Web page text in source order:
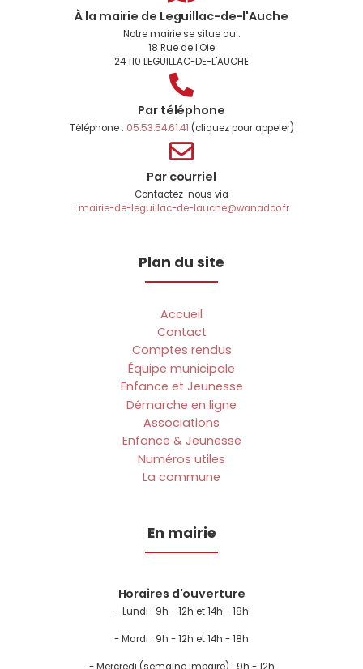
À la mairie de Leguillac-de-l'Auche
Notre mairie se situe au :
18 Rue de l'Oie
24 110 LEGUILLAC-DE-L'AUCHE
Par téléphone
Téléphone : 05.53.54.61.41 (cliquez pour appeler)
Par courriel
Contactez-nous via
: mairie-de-leguillac-de-lauche@wanadoo.fr
Plan du site
Accueil
Contact
Comptes rendus
Équipe municipale
Enfance et Jeunesse
Démarche en ligne
Associations
Enfance & Jeunesse
Numéros utiles
La commune
En mairie
Horaires d'ouverture
- Lundi : 9h - 12h et 14h - 18h
- Mardi : 9h - 12h et 14h - 18h